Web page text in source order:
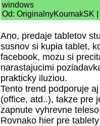
windows
Od: OriginalnyKoumakSK
Ano, predaje tabletov
susnov si kupia tablet,
facebook, mozu si
narastajucimi
prakticky iluziou.
Tento trend podporuje
(office, atd..), takze pre
zapnute vyhrevne
Rovnako hier pre